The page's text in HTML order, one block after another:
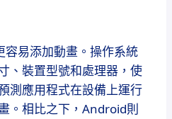
容易添加動畫。操作系統
、裝置型號和處理器，使
測應用程式在設備上運行
。相比之下，Android則